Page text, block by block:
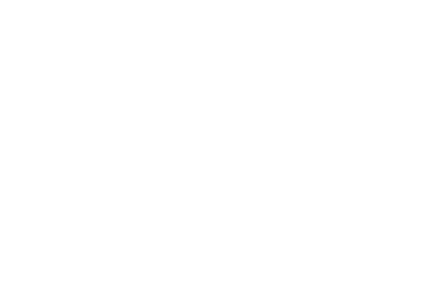
elektrického proudu a zcela, nebo téměř
(ECMA), která se touto problematikou
studie odborným a vědeckým
sdružených v ECMA, plně respektují
napomáhá nahradit některé tradiční
vhodnou míru impulsu (měl by zareagovat,
upozornění (zvukový signál, vibrace,
signálů, takže následně stačí jen
umožní nastavení. Základní funkce jsou
prodávaných elektronických výcvikových
vibracemi. Lze využít pro korekce také
zvukové upozornění a naučí se reagovat již
signál vhodné spíše pro malé a